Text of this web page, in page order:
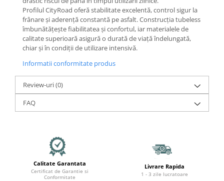
Crickuri / suporturi parcare
Suspensii & amortizoare
Rulmenți
Transmisii & lanțuri
Claxoane / sonerii (timbres)
Frâne
Discuri de frana
Plăcuțe de frână
Manete de frână
Consumabile & Unelte
Conectori
Profilul CityRoad oferă stabilitate excelentă, control sigur la
frânare și aderență constantă pe asfalt. Construcția tubeless
îmbunătățește fiabilitatea și confortul, iar materialele de
calitate superioară asigură o durată de viață îndelungată,
chiar și în condiții de utilizare intensivă.
Informatii conformitate produs
Review-uri(0)
FAQ
Calitate Garantata
Certificat de Garantie si
Conformitate
Livrare Rapida
1 - 3 zile lucratoare